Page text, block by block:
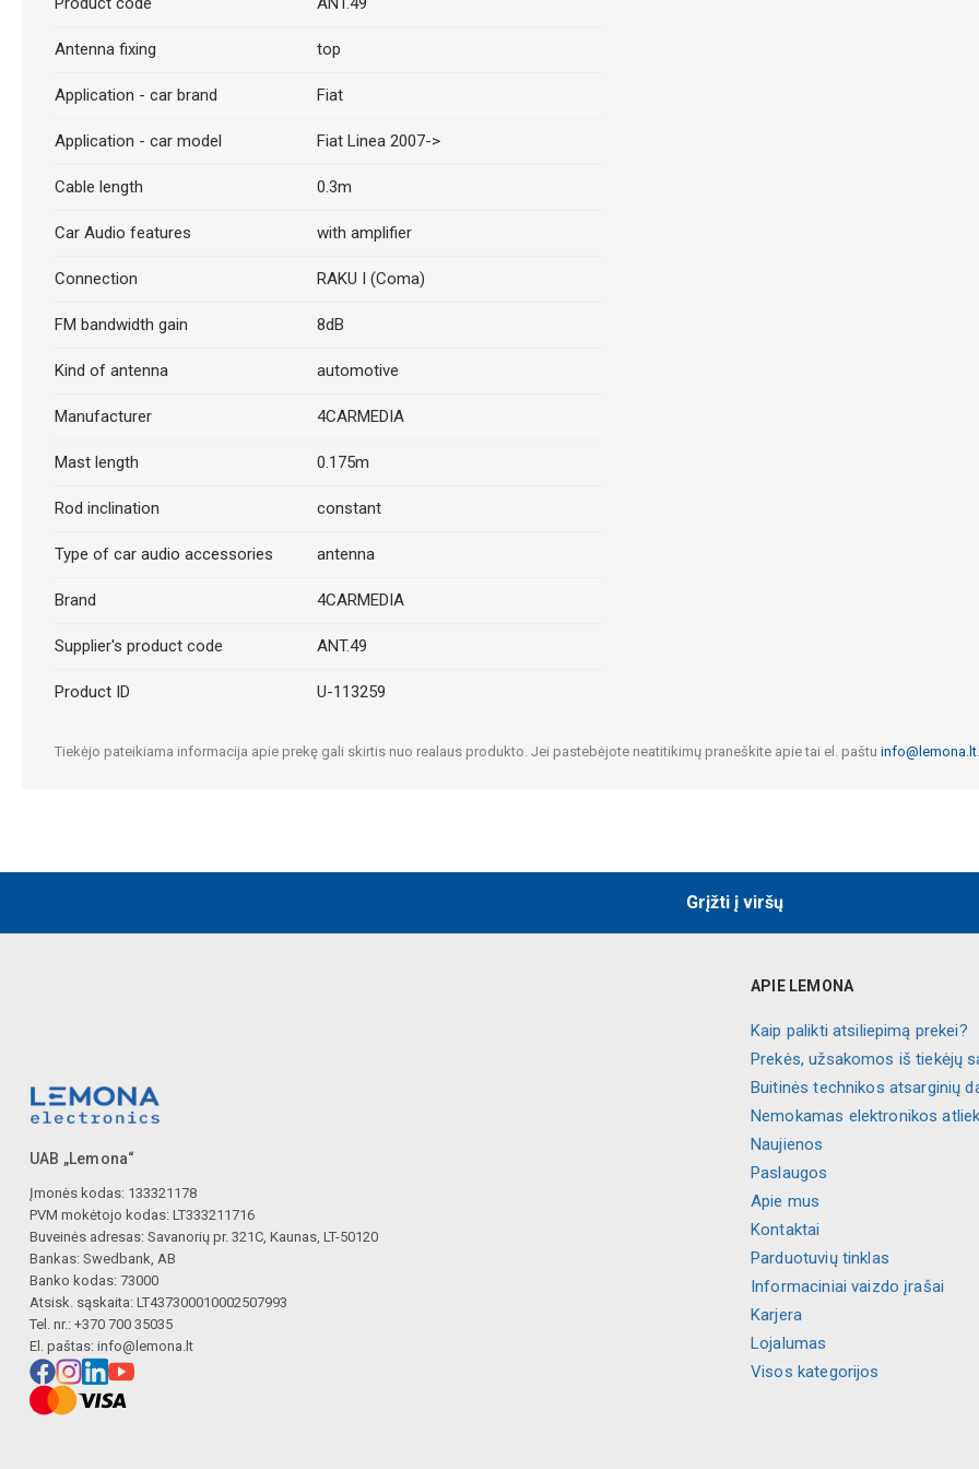
Antenna fixing top
Application - car brand Fiat
Application - car model Fiat Linea 2007->
Cable length 0.3m
Car Audio features with amplifier
Connection RAKU I (Coma)
FM bandwidth gain 8dB
Kind of antenna automotive
Manufacturer 4CARMEDIA
Mast length 0.175m
Rod inclination constant
Type of car audio accessories antenna
Brand 4CARMEDIA
Supplier's product code ANT.49
Product ID U-113259
Tiekėjo pateikiama informacija apie prekę gali skirtis nuo realaus produkto. Jei pastebėjote neatitikimų praneškite apie tai el. paštu info@lemona.lt.
Grįžti į viršų
UAB „Lemona“
Įmonės kodas: 133321178
PVM mokėtojo kodas: LT333211716
Buveinės adresas: Savanorių pr. 321C, Kaunas, LT-50120
Bankas: Swedbank, AB
Banko kodas: 73000
Atsisk. sąskaita: LT437300010002507993
Tel. nr.: +370 700 35035
El. paštas: info@lemona.lt
APIE LEMONA
Kaip palikti atsiliepimą prekei?
Prekės, užsakomos iš tiekėjų
Buitinės technikos atsarginių
Nemokamas elektronikos
Naujienos
Paslaugos
Apie mus
Kontaktai
Parduotuvių tinklas
Informaciniai vaizdo įrašai
Karjera
Lojalumas
Visos kategorijos